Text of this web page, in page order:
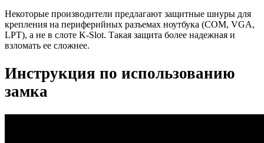
Некоторые производители предлагают защитные шнуры для
крепления на периферийных разъемах ноутбука (COM, VGA,
LPT), а не в слоте K-Slot. Такая защита более надежная и
взломать ее сложнее.
Инструкция по использованию
замка